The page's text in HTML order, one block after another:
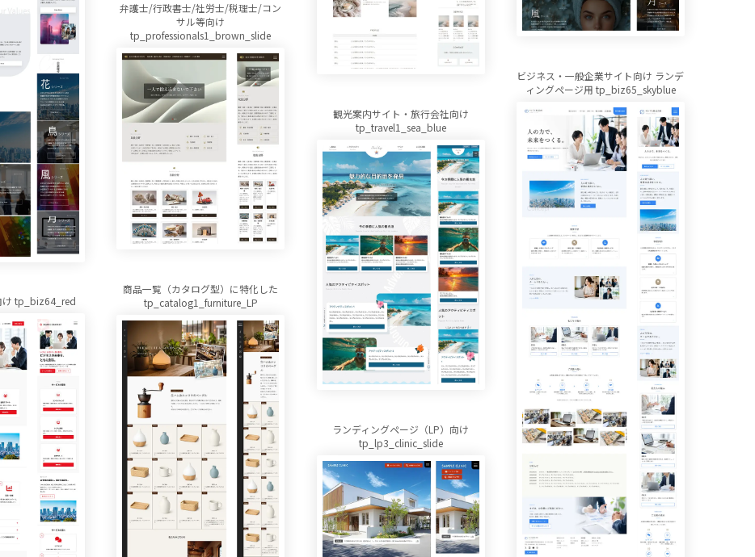
弁護士/行政書士/社労士/税理士/コン
サル等向け
tp_professionals1_brown_slide
ビジネス・一般企業サイト向け ランデ
ィングページ用 tp_biz65_skyblue
観光案内サイト・旅行会社向け
tp_travel1_sea_blue
商品一覧（カタログ型）に特化した
tp_catalog1_furniture_LP
け tp_biz64_red
ランディングページ（LP）向け
tp_lp3_clinic_slide